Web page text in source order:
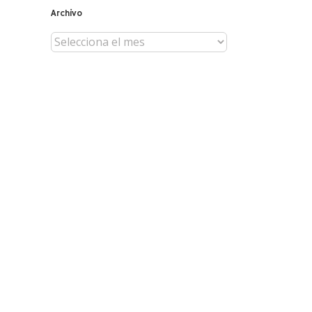
Archivo
Archivo